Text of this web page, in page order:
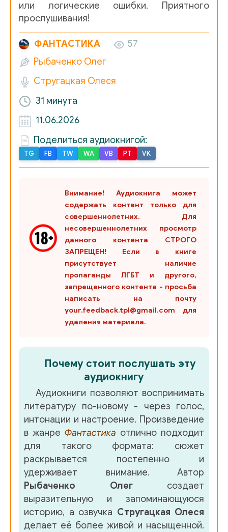
или логические ошибки. Приятного
прослушивания!
ФАНТАСТИКА
57
Рыбаченко Олег
Стругацкая Олеся
31 минута
11.06.2026
Поделиться аудиокнигой:
TG FB TW WA VB PT VK
Внимание! Аудиокнига может
содержать контент только для
совершеннолетних. Для
несовершеннолетних просмотр
данного контента СТРОГО
ЗАПРЕЩЕН! Если в книге
присутствует наличие
пропаганды ЛГБТ и другого,
запрещенного контента - просьба
написать на почту
your.feedback.tpl@gmail.com для
удаления материала.
Почему стоит послушать эту
аудиокнигу
Аудиокниги позволяют воспринимать
литературу по-новому - через голос,
интонации и настроение. Произведение
в жанре Фантастика отлично подходит
для такого формата: сюжет
раскрывается постепенно и
удерживает внимание. Автор
Рыбаченко Олегсоздает
выразительную и запоминающуюся
историю, а озвучка Стругацкая Олеся
делает её более живой и насыщенной.